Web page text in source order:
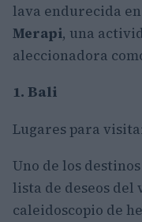
lava endurecida
Merapi, una
aleccionadora
1. Bali
Lugares para
Uno de los
lista de deseos
caleidoscopio de